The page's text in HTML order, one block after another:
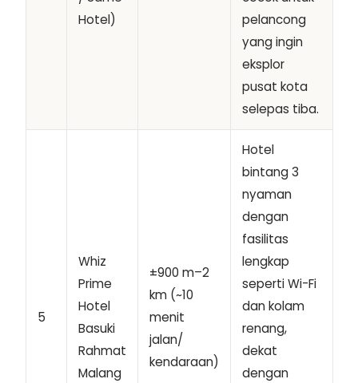
Hotel)
pelancong
yang ingin
eksplor
pusat kota
selepas tiba.
5
Whiz
Prime
Hotel
Basuki
Rahmat
Malang
±900 m–2
km (~10
menit
jalan/
kendaraan)
Hotel
bintang 3
nyaman
dengan
fasilitas
lengkap
seperti Wi-Fi
dan kolam
renang,
dekat
dengan